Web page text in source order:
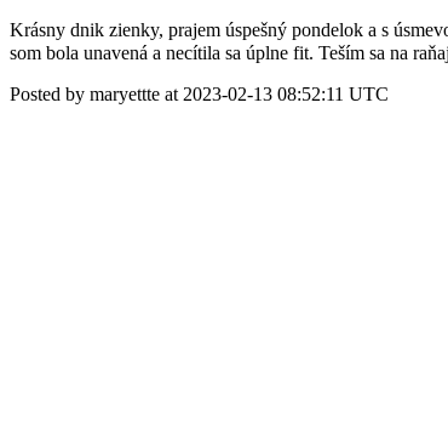
Krásny dnik zienky, prajem úspešný pondelok a s
som bola unavená a necítila sa úplne fit. Teším sa na
Posted by maryettte at 2023-02-13 08:52:11 UTC